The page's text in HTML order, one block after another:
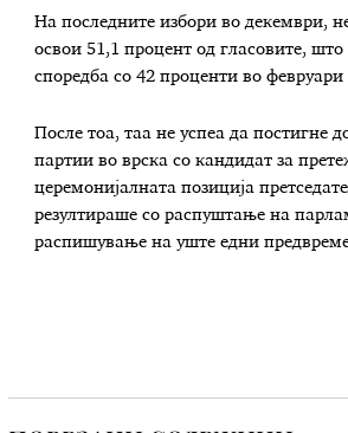
На последните избори во декември,
освои 51,1 процент од гласовите,
споредба со 42 проценти во февруари
После тоа, таа не успеа да постигне
партии во врска со кандидат за
церемонијалната позиција
резултираше со распуштање на
распишување на уште едни